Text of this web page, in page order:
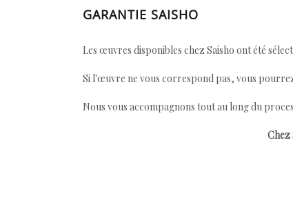
GARANTIE SAISHO
Les œuvres disponibles chez Saisho ont été
Si l'œuvre ne vous correspond pas, vous
Nous vous accompagnons tout au long du
Chez